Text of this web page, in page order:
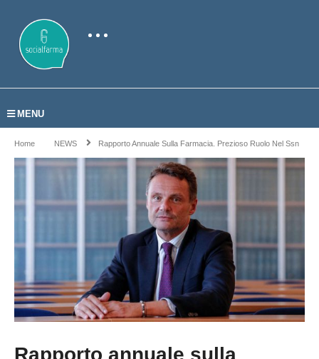
MENU
Home NEWS Rapporto Annuale Sulla Farmacia. Prezioso Ruolo Nel Ssn
Rapporto annuale sulla